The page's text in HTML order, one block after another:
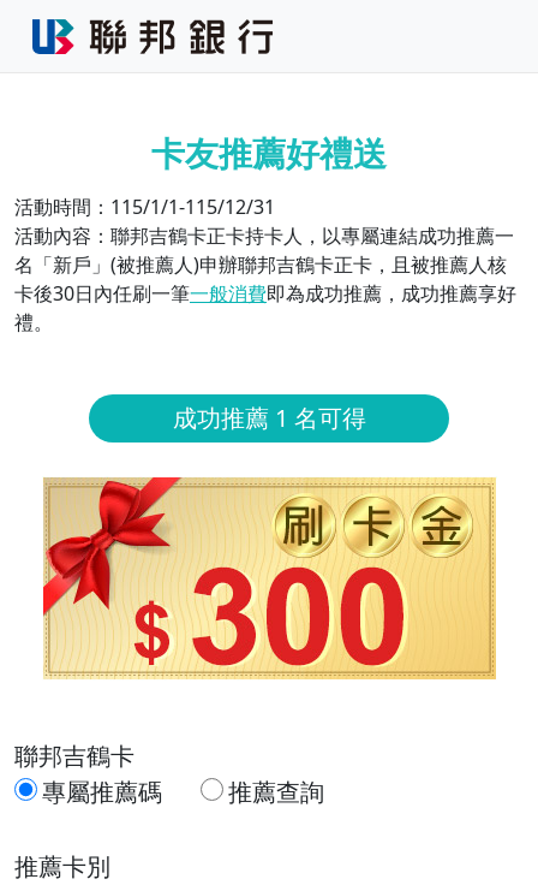
卡友推薦好禮送
活動時間：115/1/1-115/12/31
活動內容：聯邦吉鶴卡正卡持卡人，以專屬連結成功推薦一
名「新戶」(被推薦人)申辦聯邦吉鶴卡正卡，且被推薦人核
卡後30日內任刷一筆一般消費即為成功推薦，成功推薦享好
禮。
成功推薦 1 名可得
聯邦吉鶴卡
專屬推薦碼
推薦查詢
推薦卡別